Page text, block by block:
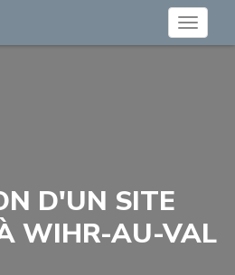
Toggle
D'UN SITE
WIHR-AU-VAL